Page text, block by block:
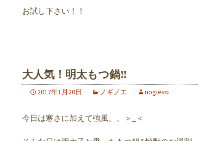
お試し下さい！！
大人気！明太もつ鍋‼︎
2017年1月20日 ノギノエ nogievo
今日は寒さに加えて強風、、＞_＜